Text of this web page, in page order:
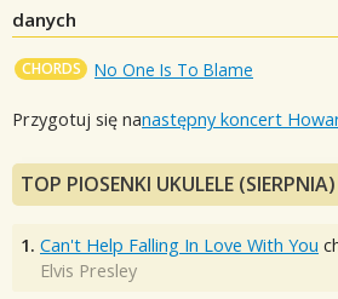
danych
CHORDS No One Is To Blame
Przygotuj się nanastępny koncert
TOP PIOSENKI UKULELE (SIERPNIA)
1. Can't Help Falling In Love With You
Elvis Presley